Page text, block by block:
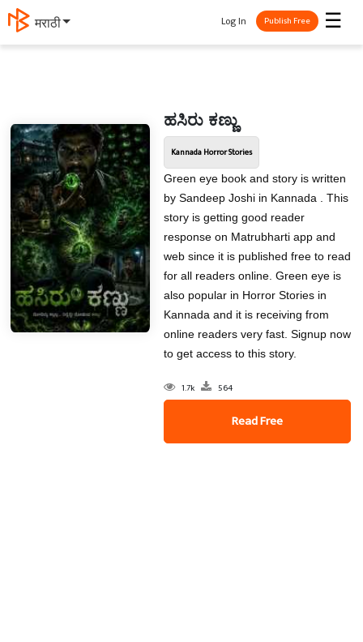
मराठी ☰
Log In Publish Free
ಹಸಿರು ಕಣ್ಣು
Kannada Horror Stories
Green eye book and story is written
by Sandeep Joshi in Kannada . This
story is getting good reader
response on Matrubharti app and
web since it is published free to read
for all readers online. Green eye is
also popular in Horror Stories in
Kannada and it is receiving from
online readers very fast. Signup now
to get access to this story.
1.7k 564
Read Free